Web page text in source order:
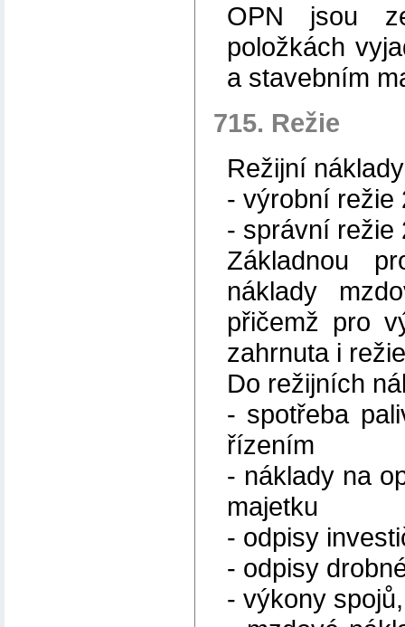
OPN jsou
položkách
a stavebním
715. Režie
Režijní
- výrobní režie
- správní režie
Základnou
náklady
přičemž pro
zahrnuta i
Do režijních
- spotřeba
řízením
- náklady na
majetku
- odpisy
- odpisy
- výkony